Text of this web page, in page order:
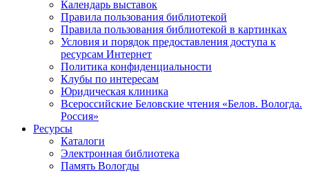
Календарь выставок
Правила пользования библиотекой
Правила пользования библиотекой в картинках
Условия и порядок предоставления доступа к
ресурсам Интернет
Политика конфиденциальности
Клубы по интересам
Юридическая клиника
Всероссийские Беловские чтения «Белов. Вологда.
Россия»
Ресурсы
Каталоги
Электронная библиотека
Память Вологды